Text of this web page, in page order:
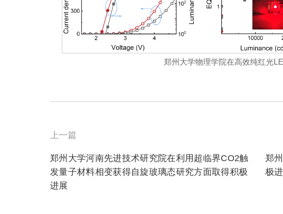
郑州大学物理学院在高效纯红光
上一篇
郑州大学河南先进技术研究院在利用超临界CO2触
发量子材料相变获得自旋玻璃态研究方面取得积极
进展
郑
极